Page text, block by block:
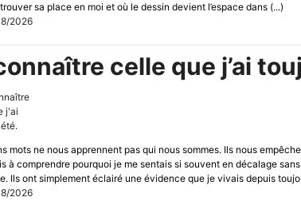
sa place en moi et où le dessin devient l’espace dans (...)
2026
celle que j’ai
mots ne nous apprennent pas qui nous sommes. Ils nous
à comprendre pourquoi je me sentais si souvent en décalage
Ils ont simplement éclairé une évidence que je vivais depuis
2026